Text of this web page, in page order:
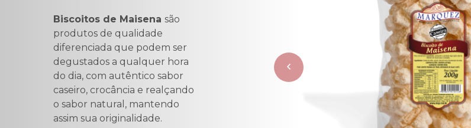
Biscoitos de Maisena são
produtos de qualidade
diferenciada que podem ser
degustados a qualquer hora
do dia, com autêntico sabor
caseiro, crocância e realçando
o sabor natural, mantendo
assim sua originalidade.